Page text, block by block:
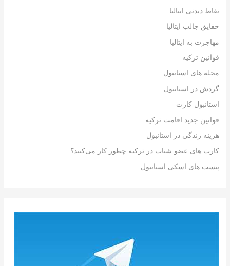
نقاط دیدنی ایتالیا
حقایق جالب ایتالیا
مهاجرت به ایتالیا
قوانین ترکیه
محله های استانبول
گردش در استانبول
استانبول کارت
قوانین جدید اقامت ترکیه
هزینه زندگی در استانبول
کارت های عضو شتاب در ترکیه چطور کار می‌کنند؟
پیست های اسکی استانبول